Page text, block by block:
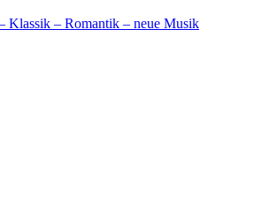
Klassik – Romantik – neue Musik